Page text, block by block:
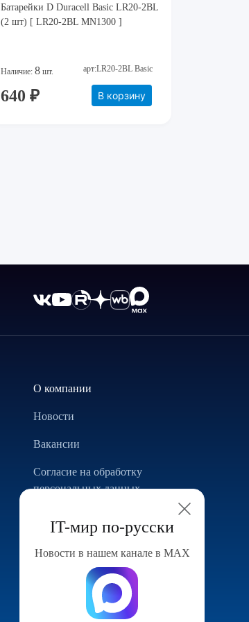
Батарейки D Duracell Basic LR20-2BL
(2 шт) [ LR20-2BL MN1300 ]
Наличие: 8 шт. арт:LR20-2BL Basic
640 ₽ В корзину
IT-мир по-русски
Новости в нашем канале в МАХ
О компании
Новости
Вакансии
Согласие на обработку
персональных данных
Конфигуратор компьютера